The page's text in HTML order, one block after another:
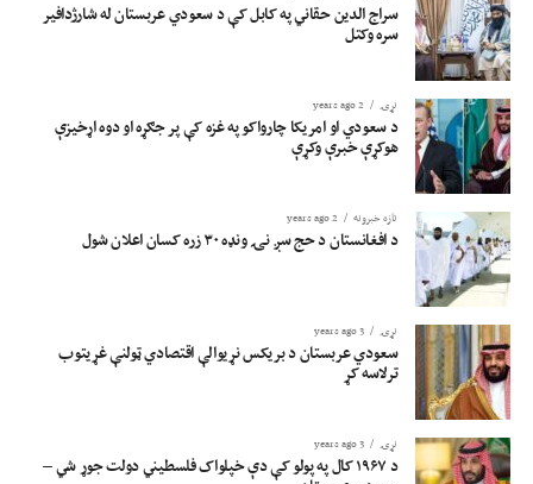
سراج الدین حقاني په کابل کې د سعودي عربستان له شارژدافیر
سره وکتل
نړۍ 2 years ago
د سعودي او امریکا چارواکو په غزه کې پر جګړه او دوه اړخیزې
هوکړې خبرې وکړې
تازه خبرونه 2 years ago
د افغانستان د حج سږ نۍ ونډه ۳۰ زره کسان اعلان شول
نړۍ 3 years ago
سعودي عربستان د بریکس نړیوالې اقتصادي ټولنې غړیتوب
ترلاسه کړ
نړۍ 3 years ago
د ۱۹۶۷ کال په پولو کې دې خپلواک فلسطیني دولت جوړ شي –